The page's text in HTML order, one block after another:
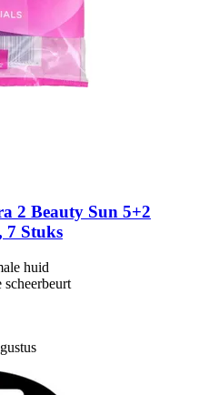
2 Beauty Sun 5+2
7 Stuks
huid